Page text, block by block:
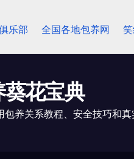
乐部 全国各地包养网
花宝典
包养关系教程、安全技巧和